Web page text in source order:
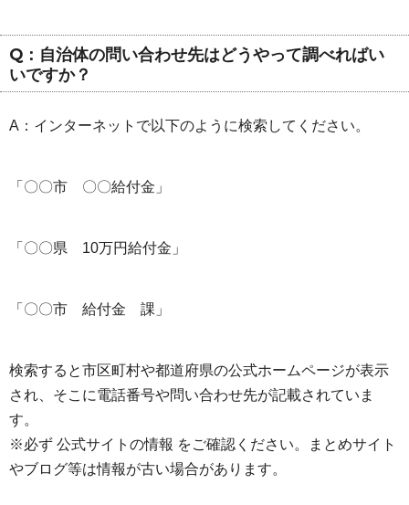
Q：自治体の問い合わせ先はどうやって調べればい
いですか？
A：インターネットで以下のように検索してください。
「〇〇市 〇〇給付金」
「〇〇県 10万円給付金」
「〇〇市 給付金 課」
検索すると市区町村や都道府県の公式ホームページが表示
され、そこに電話番号や問い合わせ先が記載されていま
す。
※必ず 公式サイトの情報 をご確認ください。まとめサイト
やブログ等は情報が古い場合があります。